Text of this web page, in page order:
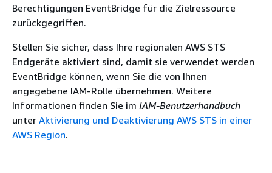
Berechtigungen EventBridge für die Zielressource
zurückgegriffen.
Stellen Sie sicher, dass Ihre regionalen AWS STS
Endgeräte aktiviert sind, damit sie verwendet werden
EventBridge können, wenn Sie die von Ihnen
angegebene IAM-Rolle übernehmen. Weitere
Informationen finden Sie im IAM-Benutzerhandbuch
unter Aktivierung und Deaktivierung AWS STS in einer
AWS Region.